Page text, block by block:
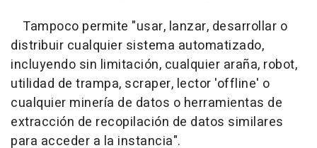
Tampoco permite "usar, lanzar, desarrollar o
distribuir cualquier sistema automatizado,
incluyendo sin limitación, cualquier araña, robot,
utilidad de trampa, scraper, lector 'offline' o
cualquier minería de datos o herramientas de
extracción de recopilación de datos similares
para acceder a la instancia".